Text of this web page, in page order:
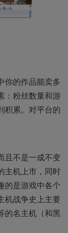
你的作品能卖多
：粉丝数量和游
积累。对平台的
且不是一成不变
主机上市，同时
的是游戏中各个
机战争史上主要
的名主机（和黑